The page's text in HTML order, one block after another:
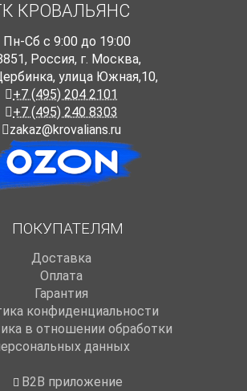
КРОВАЛЬЯНС
Пн-Cб с 9:00 до 19:00
, Россия, г. Москва,
улица Южная,10,
+7 (495) 204 2101
+7 (495) 240 8303
zakaz@krovalians.ru
ПОКУПАТЕЛЯМ
Доставка
Оплата
Гарантия
конфиденциальности
в отношении обработки
данных
B2B приложение